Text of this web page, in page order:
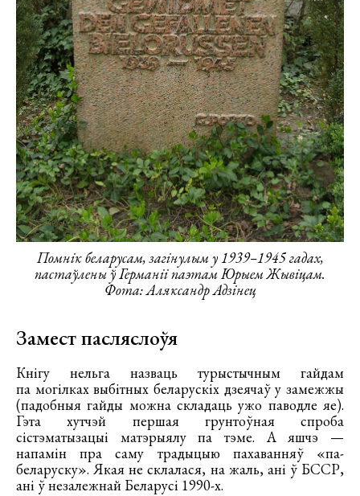
Помнік беларусам, загінулым у 1939–1945 гадах,
пастаўлены ў Германіі паэтам Юрыем Жывіцам.
Фота: Аляксандр Адзінец
Замест пасляслоўя
Кнігу нельга назваць турыстычным гайдам
па могілках выбітных беларускіх дзеячаў у замежжы
(падобныя гайды можна складаць ужо паводле яе).
Гэта хутчэй першая грунтоўная спроба
сістэматызацыі матэрыялу па тэме. А яшчэ —
напамін пра саму традыцыю пахаванняў «па-
беларуску». Якая не склалася, на жаль, ані ў БССР,
ані ў незалежнай Беларусі 1990-х.